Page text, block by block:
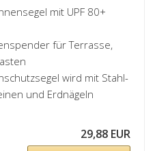
mit UPF 80+
für Terrasse,
wird mit Stahl-
und Erdnägeln
29,88 EUR